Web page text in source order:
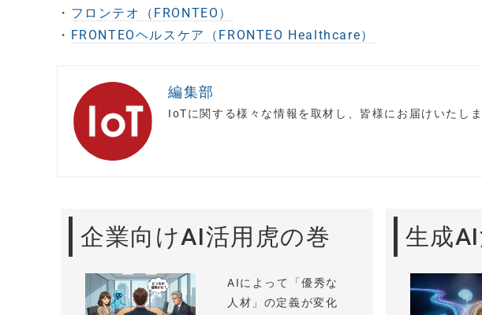
・ フロンテオ（FRONTEO）
・ FRONTEOヘルスケア（FRONTEO Healthcare）
編集部
IoTに関する様々な情報を取材し、皆様にお届けいたしま
企業向けAI活用虎の巻
AIによって「優秀な
人材」の定義が変化
生成